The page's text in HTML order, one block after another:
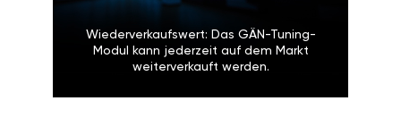
Wiederverkaufswert: Das GÄN-Tuning-
Modul kann jederzeit auf dem Markt
weiterverkauft werden.